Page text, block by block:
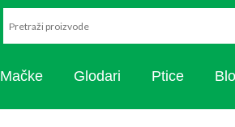
Mačke Glodari Ptice